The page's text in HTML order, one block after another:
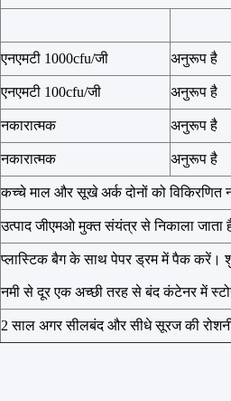
एनएमटी 1000cfu/जी अनुरूप है
एनएमटी 100cfu/जी अनुरूप है
नकारात्मक अनुरूप है
नकारात्मक अनुरूप है
कच्चे माल और सूखे अर्क दोनों को विकिरणित
उत्पाद जीएमओ मुक्त संयंत्र से निकाला जाता
प्लास्टिक बैग के साथ पेपर ड्रम में पैक करें।
नमी से दूर एक अच्छी तरह से बंद कंटेनर में
2 साल अगर सीलबंद और सीधे सूरज की